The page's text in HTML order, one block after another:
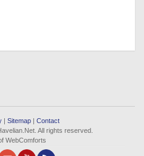
| Sitemap| Contact
All rights reserved.
WebComforts